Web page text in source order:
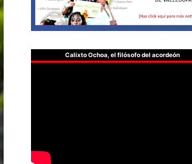
Calixto Ochoa, el filósofo del acordeón